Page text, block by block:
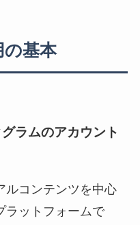
基本
ラムのアカウント
ルコンテンツを中心
ラットフォームで